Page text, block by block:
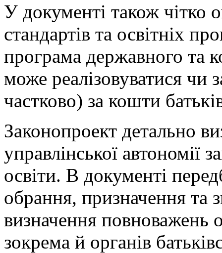
У документі також чітко
стандартів та освітніх
програма державного та
може реалізовуватися чи
частково) за кошти
Законопроект детально
управлінської автономії
освіти. В документі
обрання, призначення та
визначення повноважень
зокрема й органів